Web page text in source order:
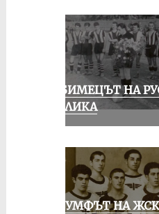
ЛЮБИМЕЦЪТ НА
ПУБЛИКА
ТРИУМФЪТ НА